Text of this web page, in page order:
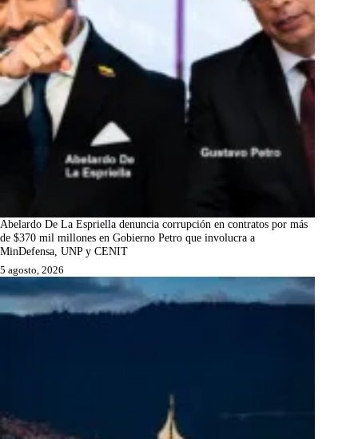
Abelardo De La Espriella denuncia corrupción en contratos por más
de $370 mil millones en Gobierno Petro que involucra a
MinDefensa, UNP y CENIT
5 agosto, 2026